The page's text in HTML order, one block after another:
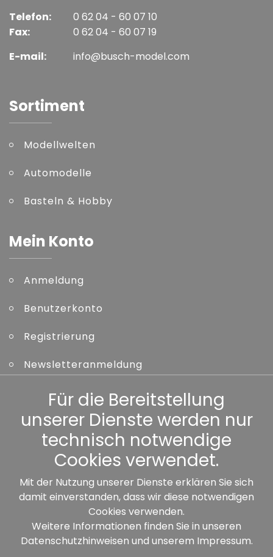
Telefon:
Fax:
0 62 04 - 60 07 10
0 62 04 - 60 07 19
E-mail:
info@busch-model.com
Sortiment
Modellwelten
Automodelle
Basteln & Hobby
Mein Konto
Anmeldung
Benutzerkonto
Registrierung
Newsletteranmeldung
Kennwort vergessen
Sonstiges
Unsere Partner:
Für die Bereitstellung
unserer Dienste werden nur
technisch notwendige
Cookies verwendet.
Mit der Nutzung unserer Dienste erklären Sie sich
damit einverstanden, dass wir diese notwendigen
Cookies verwenden.
Weitere Informationen finden Sie in unseren
Datenschutzhinweisen und unserem Impressum.